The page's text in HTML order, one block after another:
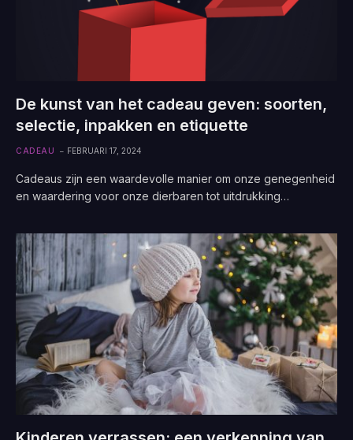
De kunst van het cadeau geven: soorten,
selectie, inpakken en etiquette
CADEAU FEBRUARI 17, 2024
Cadeaus zijn een waardevolle manier om onze genegenheid
en waardering voor onze dierbaren tot uitdrukking…